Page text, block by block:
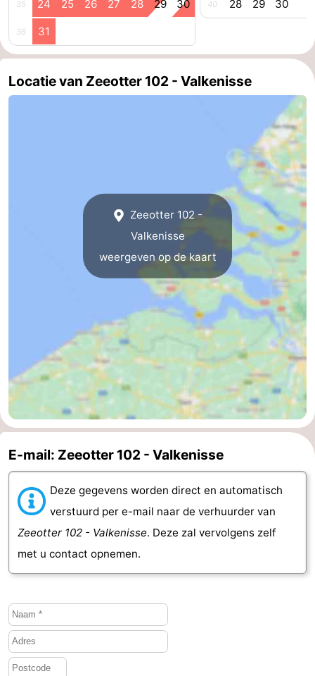
35 24 25 26 27 28 29 30
36 31
40 28 29 30
Locatie van Zeeotter 102 - Valkenisse
Zeeotter 102 -
Valkenisse
weergeven op de kaart
E-mail: Zeeotter 102 - Valkenisse
Deze gegevens worden direct en automatisch
verstuurd per e-mail naar de verhuurder van
Zeeotter 102 - Valkenisse. Deze zal vervolgens zelf
met u contact opnemen.